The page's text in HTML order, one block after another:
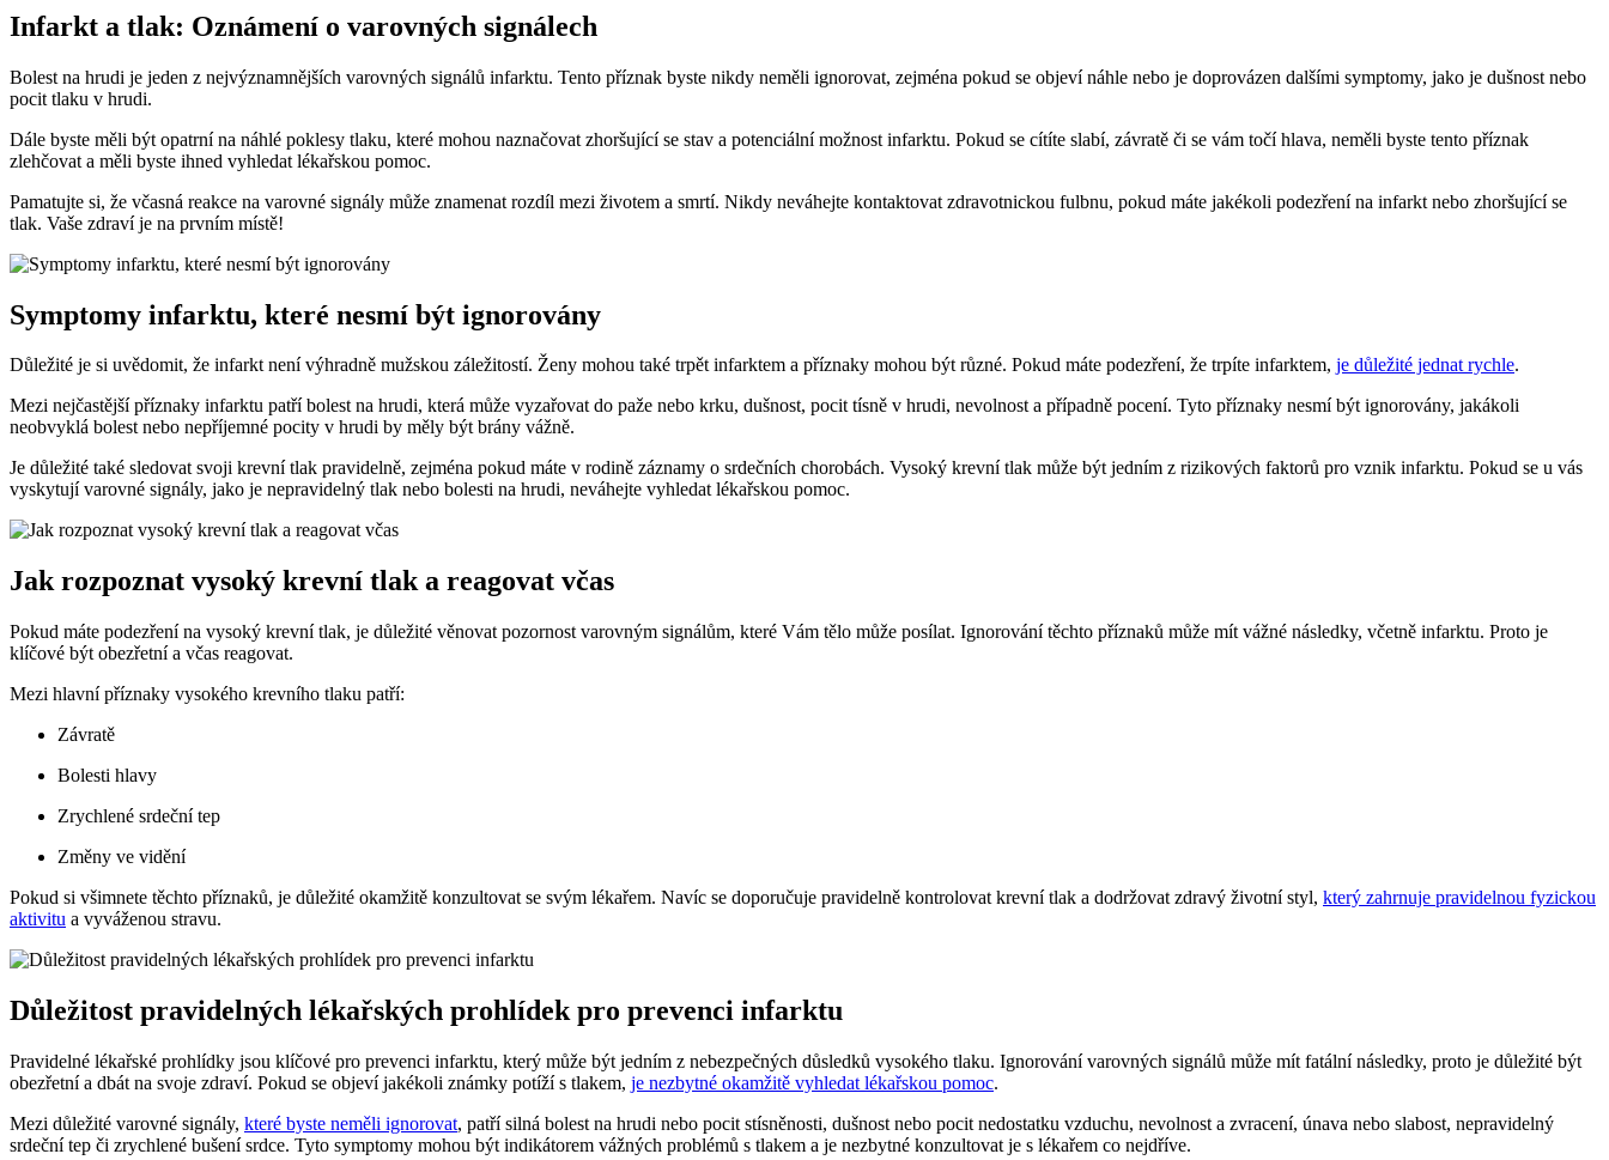
Infarkt a tlak: Oznámení o varovných signálech
Bolest na hrudi je jeden z nejvýznamnějších varovných signálů infarktu. Tento příznak byste nikdy neměli ignorovat, zejména pokud se objeví náhle nebo je doprovázen dalšími symptomy, jako je dušnost nebo
pocit tlaku v hrudi.
Dále byste měli být opatrní na náhlé poklesy tlaku, které mohou naznačovat zhoršující se stav a potenciální možnost infarktu. Pokud se cítíte slabí, závratě či se vám točí hlava, neměli byste tento příznak
zlehčovat a měli byste ihned vyhledat lékařskou pomoc.
Pamatujte si, že včasná reakce na varovné signály může znamenat rozdíl mezi životem a smrtí. Nikdy neváhejte kontaktovat zdravotnickou fulbnu, pokud máte jakékoli podezření na infarkt nebo zhoršující se
tlak. Vaše zdraví je na prvním místě!
Symptomy infarktu, které nesmí být ignorovány
Důležité je si uvědomit, že infarkt není výhradně mužskou záležitostí. Ženy mohou také trpět infarktem a příznaky mohou být různé. Pokud máte podezření, že trpíte infarktem, je důležité jednat rychle.
Mezi nejčastější příznaky infarktu patří bolest na hrudi, která může vyzařovat do paže nebo krku, dušnost, pocit tísně v hrudi, nevolnost a případně pocení. Tyto příznaky nesmí být ignorovány, jakákoli
neobvyklá bolest nebo nepříjemné pocity v hrudi by měly být brány vážně.
Je důležité také sledovat svoji krevní tlak pravidelně, zejména pokud máte v rodině záznamy o srdečních chorobách. Vysoký krevní tlak může být jedním z rizikových faktorů pro vznik infarktu. Pokud se u vás
vyskytují varovné signály, jako je nepravidelný tlak nebo bolesti na hrudi, neváhejte vyhledat lékařskou pomoc.
Jak rozpoznat vysoký krevní tlak a reagovat včas
Pokud máte podezření na vysoký krevní tlak, je důležité věnovat pozornost varovným signálům, které Vám tělo může posílat. Ignorování těchto příznaků může mít vážné následky, včetně infarktu. Proto je
klíčové být obezřetní a včas reagovat.
Mezi hlavní příznaky vysokého krevního tlaku patří:
Závratě
Bolesti hlavy
Zrychlené srdeční tep
Změny ve vidění
Pokud si všimnete těchto příznaků, je důležité okamžitě konzultovat se svým lékařem. Navíc se doporučuje pravidelně kontrolovat krevní tlak a dodržovat zdravý životní styl, který zahrnuje pravidelnou fyzickou
aktivitu a vyváženou stravu.
Důležitost pravidelných lékařských prohlídek pro prevenci infarktu
Pravidelné lékařské prohlídky jsou klíčové pro prevenci infarktu, který může být jedním z nebezpečných důsledků vysokého tlaku. Ignorování varovných signálů může mít fatální následky, proto je důležité být
obezřetní a dbát na svoje zdraví. Pokud se objeví jakékoli známky potíží s tlakem, je nezbytné okamžitě vyhledat lékařskou pomoc.
Mezi důležité varovné signály, které byste neměli ignorovat, patří silná bolest na hrudi nebo pocit stísněnosti, dušnost nebo pocit nedostatku vzduchu, nevolnost a zvracení, únava nebo slabost, nepravidelný
srdeční tep či zrychlené bušení srdce. Tyto symptomy mohou být indikátorem vážných problémů s tlakem a je nezbytné konzultovat je s lékařem co nejdříve.